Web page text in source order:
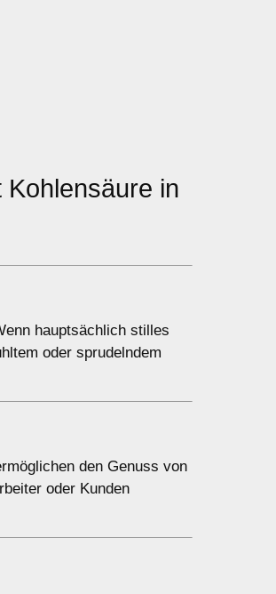
Kohlensäure in
hauptsächlich stilles
oder sprudelndem
den Genuss von
oder Kunden